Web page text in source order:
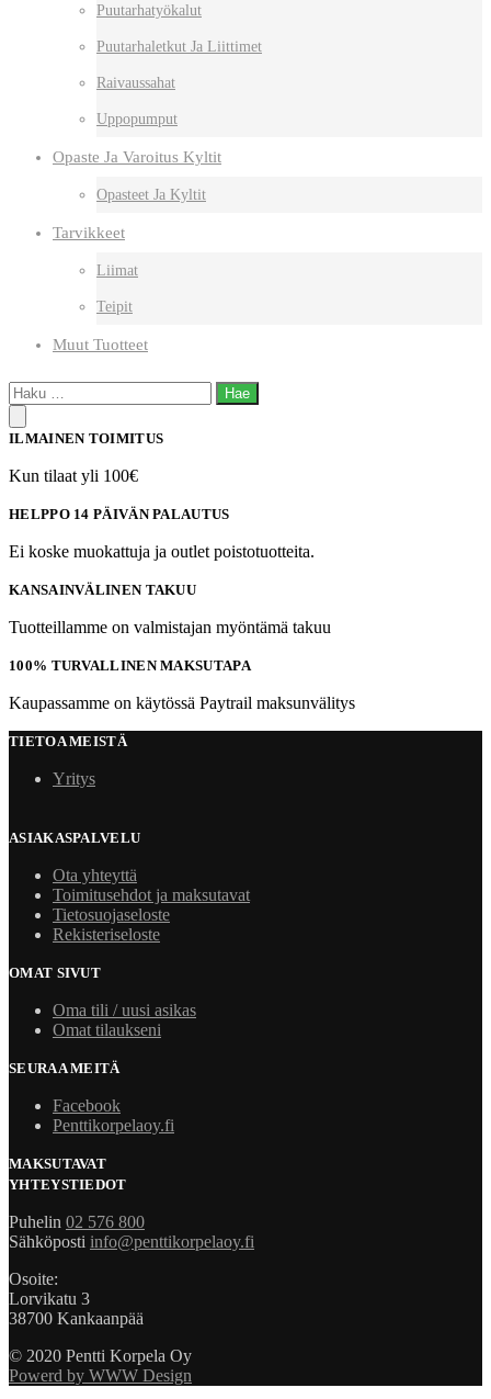
Puutarhatyökalut
Puutarhaletkut Ja Liittimet
Raivaussahat
Uppopumput
Opaste Ja Varoitus Kyltit
Opasteet Ja Kyltit
Tarvikkeet
Liimat
Teipit
Muut Tuotteet
Haku:
ILMAINEN TOIMITUS
Kun tilaat yli 100€
HELPPO 14 PÄIVÄN PALAUTUS
Ei koske muokattuja ja outlet poistotuotteita.
KANSAINVÄLINEN TAKUU
Tuotteillamme on valmistajan myöntämä takuu
100% TURVALLINEN MAKSUTAPA
Kaupassamme on käytössä Paytrail maksunvälitys
TIETOA MEISTÄ
Yritys
ASIAKASPALVELU
Ota yhteyttä
Toimitusehdot ja maksutavat
Tietosuojaseloste
Rekisteriseloste
OMAT SIVUT
Oma tili / uusi asikas
Omat tilaukseni
SEURAA MEITÄ
Facebook
Penttikorpelaoy.fi
MAKSUTAVAT
YHTEYSTIEDOT
Puhelin 02 576 800
Sähköposti info@penttikorpelaoy.fi
Osoite:
Lorvikatu 3
38700 Kankaanpää
© 2020 Pentti Korpela Oy
Powerd by WWW Design